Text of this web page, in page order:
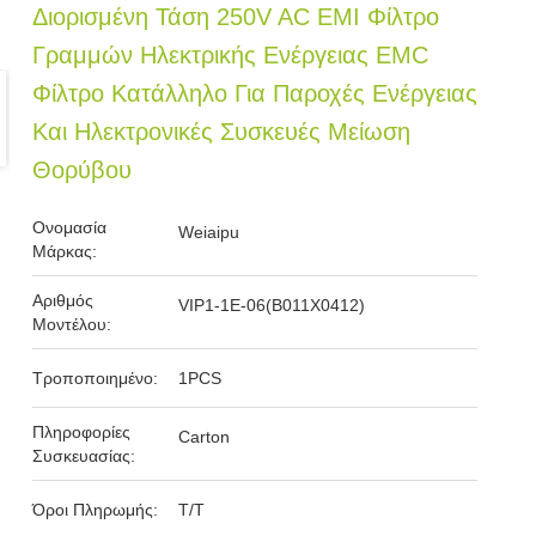
Διορισμένη Τάση 250V AC EMI Φίλτρο
Γραμμών Ηλεκτρικής Ενέργειας EMC
Φίλτρο Κατάλληλο Για Παροχές Ενέργειας
Και Ηλεκτρονικές Συσκευές Μείωση
Θορύβου
Ονομασία
Μάρκας:
Weiaipu
Αριθμός
Μοντέλου:
VIP1-1E-06(B011X0412)
Τροποποιημένο: 1PCS
Πληροφορίες
Συσκευασίας:
Carton
Όροι Πληρωμής: T/T